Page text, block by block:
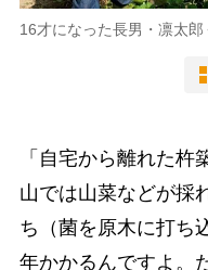
16才になった長男・凛太
「自宅から離れた杵
山では山菜などが採
ち（菌を原木に打ち
年かかるんですよ。